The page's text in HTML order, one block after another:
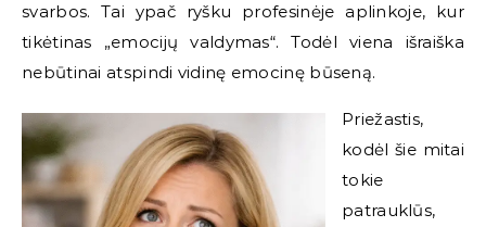
svarbos. Tai ypač ryšku profesinėje aplinkoje, kur
tikėtinas „emocijų valdymas“. Todėl viena išraiška
nebūtinai atspindi vidinę emocinę būseną.
Priežastis,
kodėl šie mitai
tokie
patrauklūs,